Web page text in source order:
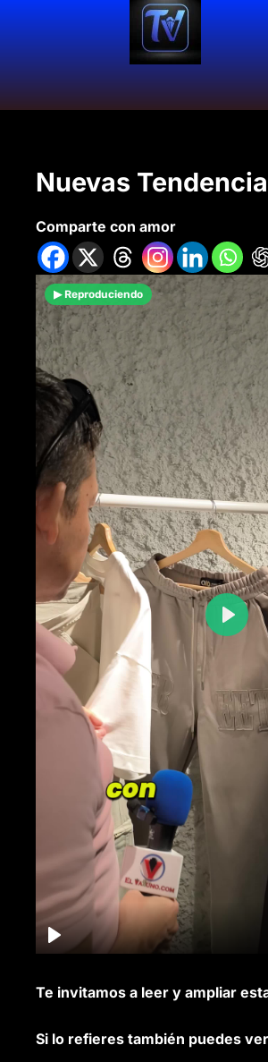
Nuevas
Comparte con amor
Te invitamos a leer y ampliar
Si lo refieres también puedes